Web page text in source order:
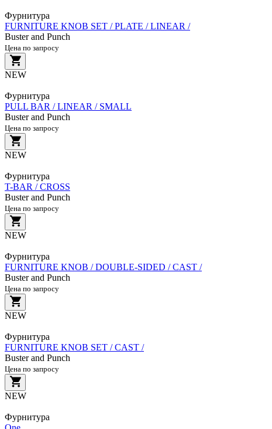
Фурнитура
FURNITURE KNOB SET / PLATE / LINEAR /
Buster and Punch
Цена по запросу
NEW
Фурнитура
PULL BAR / LINEAR / SMALL
Buster and Punch
Цена по запросу
NEW
Фурнитура
T-BAR / CROSS
Buster and Punch
Цена по запросу
NEW
Фурнитура
FURNITURE KNOB / DOUBLE-SIDED / CAST /
Buster and Punch
Цена по запросу
NEW
Фурнитура
FURNITURE KNOB SET / CAST /
Buster and Punch
Цена по запросу
NEW
Фурнитура